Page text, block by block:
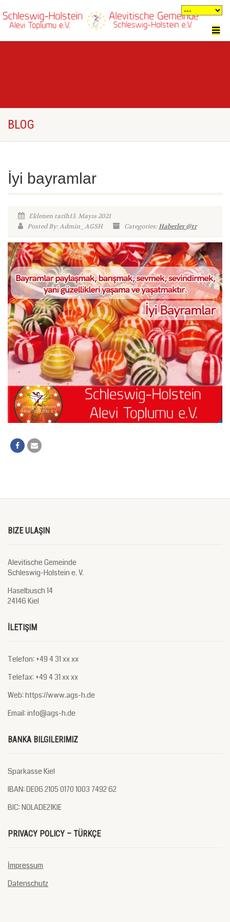
BLOG
İyi bayramlar
Eklenen tarih13. Mayıs 2021
Posted By: Admin_AGSH
Categories:Haberler @tr
BIZE ULAŞIN
Alevitische Gemeinde
Schleswig-Holstein e. V.
Haselbusch 14
24146 Kiel
İLETIŞIM
Telefon: +49 4 31 xx xx
Telefax: +49 4 31 xx xx
Web: https://www.ags-h.de
Email: info@ags-h.de
BANKA BILGILERIMIZ
Sparkasse Kiel
IBAN: DE06 2105 0170 1003 7492 62
BIC: NOLADE21KIE
PRIVACY POLICY – TÜRKÇE
İmpressum
Datenschutz